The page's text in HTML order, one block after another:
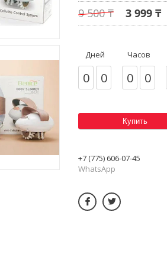
9 500 ₸ 3 999 ₸
Дней
0 0
Часов
0 0
Купить
+7 (775) 606-07-45
WhatsApp